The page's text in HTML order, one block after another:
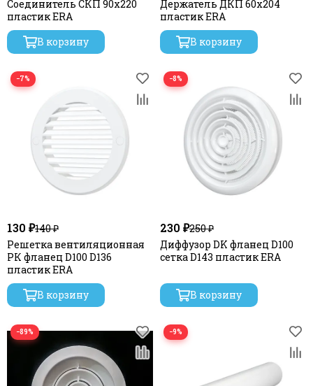
Соединитель СКП 90х220
пластик ERA
В корзину
Держатель ДКП 60х204
пластик ERA
В корзину
−7%
130 ₽140 ₽
Решетка вентиляционная
РК фланец D100 D136
пластик ERA
В корзину
−8%
230 ₽250 ₽
Диффузор DK фланец D100
сетка D143 пластик ERA
В корзину
−89% −9%